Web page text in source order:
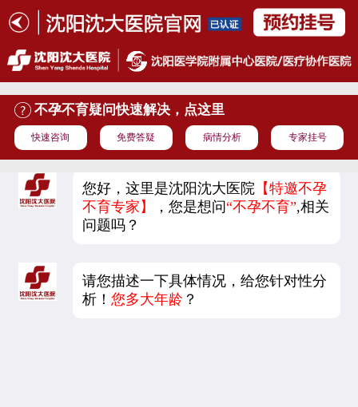
不孕不育疑问快速解决，点这里
快速咨询 免费答疑 病情分析 专家挂号
您好，这里是沈阳沈大医院 【特邀不孕
不育专家】
，您是想问“不孕不育”,相关
问题吗？
请您描述一下具体情况，给您针对性分
析！您多大年龄 ？